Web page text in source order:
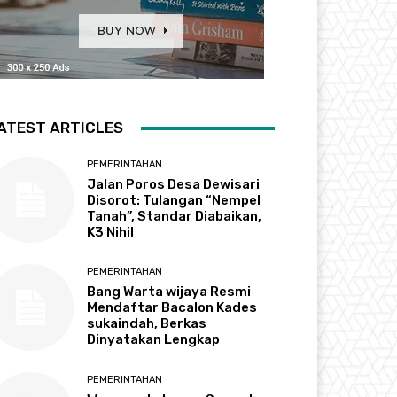
ARTICLES
PEMERINTAHAN
Jalan Poros Desa Dewisari
Disorot: Tulangan “Nempel
Tanah”, Standar Diabaikan,
K3 Nihil
PEMERINTAHAN
Bang Warta wijaya Resmi
Mendaftar Bacalon Kades
sukaindah, Berkas
Dinyatakan Lengkap
PEMERINTAHAN